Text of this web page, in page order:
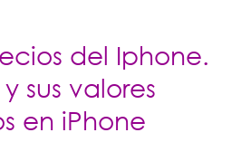
del Iphone.
sus valores
en iPhone